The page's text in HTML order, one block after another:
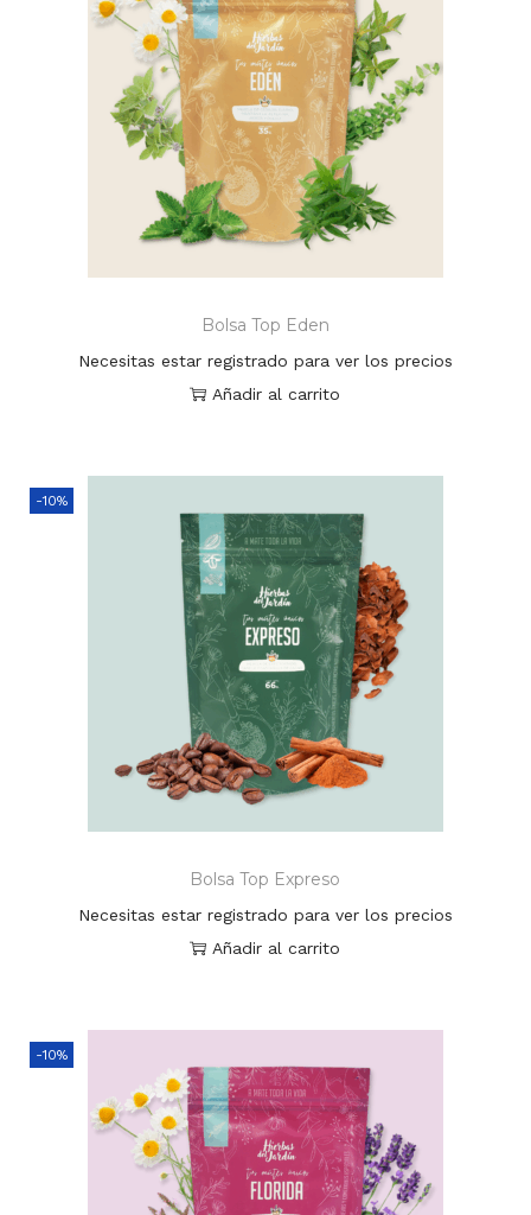
Bolsa Top Eden
Necesitas estar registrado para ver los precios
Añadir al carrito
-10%
Bolsa Top Expreso
Necesitas estar registrado para ver los precios
Añadir al carrito
-10%